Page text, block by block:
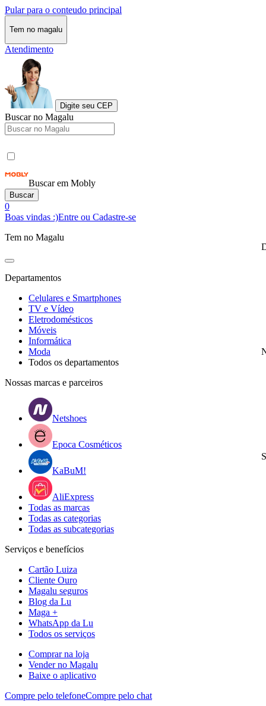
Pular para o conteudo principal
Tem no magalu
Atendimento
Digite seu CEP
Buscar no Magalu
Buscar em Mobly
Buscar
0
Boas vindas :)Entre ou Cadastre-se
Tem no Magalu
Departamentos
Celulares e Smartphones
TV e Vídeo
Eletrodomésticos
Móveis
Informática
Moda
Todos os departamentos
Nossas marcas e parceiros
Netshoes
Epoca Cosméticos
KaBuM!
AliExpress
Todas as marcas
Todas as categorias
Todas as subcategorias
Serviços e benefícios
Cartão Luiza
Cliente Ouro
Magalu seguros
Blog da Lu
Maga +
WhatsApp da Lu
Todos os serviços
Comprar na loja
Vender no Magalu
Baixe o aplicativo
Compre pelo telefoneCompre pelo chat